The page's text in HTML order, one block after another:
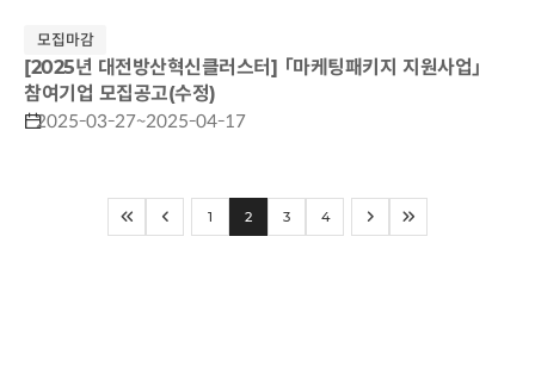
모집마감
[2025년 대전방산혁신클러스터] 「마케팅패키지 지원사업」
참여기업 모집공고(수정)
2025-03-27~2025-04-17
처음으로이전페이지
1 2 3 4 다음페이지마지막으로